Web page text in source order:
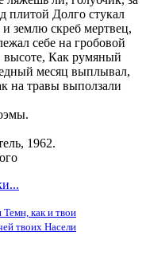
плитой Долго стукал
землю скреб мертвец,
себе на гробовой
высоте, Как румяный
месяц выплывал,
на травы выползали
1962.
как и твои
твоих Насели